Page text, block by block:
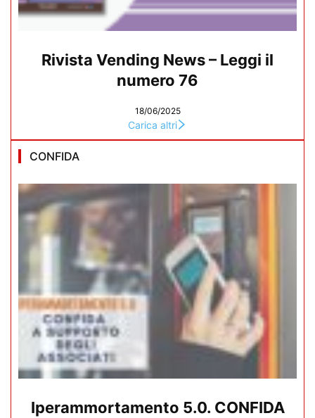
Rivista Vending News – Leggi il
numero 76
18/06/2025
Carica altri
CONFIDA
Iperammortamento 5.0. CONFIDA